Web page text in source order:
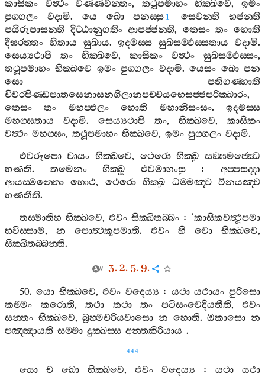
කාසිකං වත්‍ථං වණ‍්ණවන‍්තං, තථූපමාහං භික‍්ඛවෙ,ඉමං
පුග‍්ගලං
වදාමි. යෙ ඛො පනස‍්සු 1 සෙවන‍්ති
භජන‍්ති
පයිරුපාසන‍්ති දිට‍්ඨානුගතිං ආපජ‍්ජන‍්ති, තෙසං තං හොති
දීඝරත‍්තං හිතාය සුඛාය.ඉදමස‍්ස සුඛසම‍්ඵස‍්සතාය වදාමි.
සෙය්‍යථාපි
තං භික‍්ඛවෙ, කාසිකං වත්‍ථං සුඛසම‍්ඵස‍්සං,
තථූපමාහං භික‍්ඛවෙ ඉමං පුග‍්ගලං වදාමි.යෙසං ඛො පන
සො
පතිගණ‍්හාති
චීවරපිණ‍්ඩපාතසෙනාසනගිලානපච‍්චයභෙසජ‍්ජපරික‍්ඛාරං,
තෙසං
තං මහප‍්ඵලං හොති මහානිසංසං.ඉදමස‍්ස
මහග‍්ඝතාය
වදාමි. සෙය්‍යථාපි තං, භික‍්ඛවෙ, කාසිකං
වත්‍ථං මහග‍්ඝං, තථූපමාහං භික‍්ඛවෙ, ඉමං පුග‍්ගලං වදාමි.
එවරූපො චායං භික‍්ඛවෙ, ථෙරො භික‍්ඛු සඞ‍්ඝමජ‍්ඣෙ
භණති. තමෙනං භික‍්ඛූ එවමාහංසු:අප‍්පසද‍්දා
ආයස‍්මන‍්තො
හොථ, ථෙරො භික‍්ඛු ධම‍්මඤ‍්ච
විනයඤ‍්ච
භණතීති.
තස‍්මාතිහ භික‍්ඛවෙ, එවං සික‍්ඛිතබ‍්බං: ‘කාසිකවත්‍ථූපමා
භවිස‍්සාම, න පොත්‍ථකූපමාති. එවං හි වො භික‍්ඛවෙ,
සික‍්ඛිතබ‍්බන‍්ති.
3. 2. 5. 9.
50.යො භික‍්ඛවෙ,එවං වදෙය්‍ය : යථා යථායං පුරිසො
කම‍්මං
කරොති, තථා තථා තං පටිසංවෙදියතීති, එවං
සන‍්තං භික‍්ඛවෙ,බ්‍රහ‍්මචරියවාසො න හොති.ඔකාසො න
පඤ‍්ඤායති සම‍්මා දුක‍්ඛස‍්ස අන‍්තකිරියාය .
444
යො ච ඛො භික‍්ඛවෙ, එවං වදෙය්‍ය : යථා
යථා